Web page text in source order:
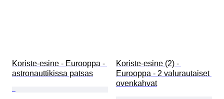
Koriste-esine - Eurooppa -
astronauttikissa patsas
Koriste-esine (2) -
Eurooppa - 2 valurautaiset
ovenkahvat